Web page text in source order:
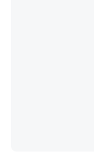
昆虫ってカル
コオロギのカ
─ニュース :: 【